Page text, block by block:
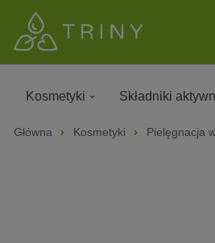
Kosmetyki Składniki
Główna Kosmetyki Pielęgnacja